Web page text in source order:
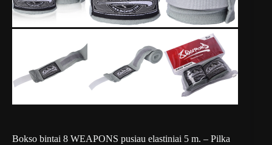
Bokso bintai 8 WEAPONS pusiau elastiniai 5 m. – Pilka